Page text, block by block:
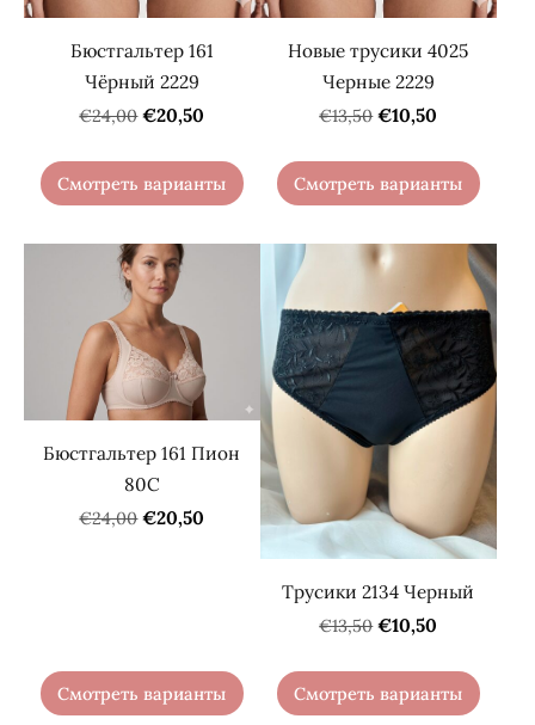
Бюстгальтер 161
Чёрный 2229
€24,00 €20,50
Смотреть варианты
Новые трусики 4025
Черные 2229
€13,50 €10,50
Смотреть варианты
Бюстгальтер 161 Пион
80C
€24,00 €20,50
Смотреть варианты
Трусики 2134 Черный
€13,50 €10,50
Смотреть варианты